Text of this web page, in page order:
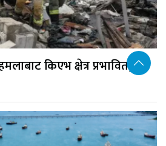
किएभ क्षेत्र प्रभावित, १७